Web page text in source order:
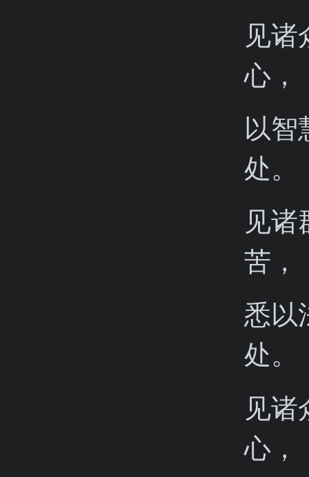
见
心，
以智
处。
见
苦，
悉以
处。
见
心，